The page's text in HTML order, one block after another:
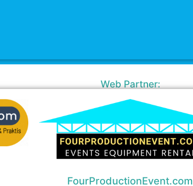
Web Partner:
FourProductionEvent.com